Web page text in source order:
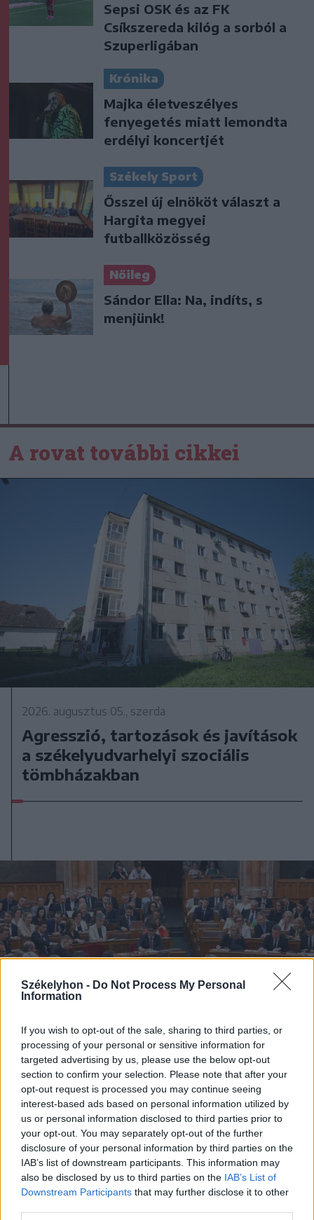
Székelyhon - Do Not Process My Personal
Information
If you wish to opt-out of the sale, sharing to third parties, or
processing of your personal or sensitive information for
targeted advertising by us, please use the below opt-out
section to confirm your selection. Please note that after your
opt-out request is processed you may continue seeing
interest-based ads based on personal information utilized by
us or personal information disclosed to third parties prior to
your opt-out. You may separately opt-out of the further
disclosure of your personal information by third parties on the
IAB’s list of downstream participants. This information may
also be disclosed by us to third parties on the IAB’s List of
Downstream Participants that may further disclose it to other
Sepsi OSK és az FK
Csíkszereda kilóg a sorból a
Szuperligában
Krónika
Majka életveszélyes
fenyegetés miatt lemondta
erdélyi koncertjét
Székely Sport
Ősszel új elnököt választ a
Hargita megyei
futballközösség
Nőileg
Sándor Ella: Na, indíts, s
menjünk!
A rovat további cikkei
2026. augusztus 05., szerda
Agresszió, tartozások és javítások
a székelyudvarhelyi szociális
tömbházakban
2026. augusztus 05., szerda
Kedden választhatják meg
Magyarország új köztársasági
elnökét